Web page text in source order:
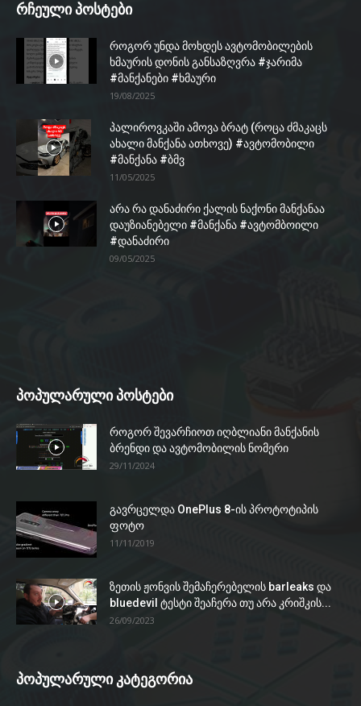
რჩეული პოსტები
როგორ უნდა მოხდეს ავტომობილების
ხმაურის დონის განსაზღვრა #ჯარიმა
#მანქანები #ხმაური
19/08/2025
პალიროვკაში ამოვა ბრატ (როცა ძმაკაცს
ახალი მანქანა ათხოვე) #ავტომობილი
#მანქანა #ბმვ
11/05/2025
არა რა დანაძირი ქალის ნაქონი მანქანაა
დაუზიანებელი #მანქანა #ავტომბოილი
#დანაძირი
09/05/2025
პოპულარული პოსტები
როგორ შევარჩიოთ იღბლიანი მანქანის
ბრენდი და ავტომობილის ნომერი
29/11/2024
გავრცელდა OnePlus 8-ის პროტოტიპის
ფოტო
11/11/2019
ზეთის ჟონვის შემაჩერებელის barleaks და
bluedevil ტესტი შეაჩერა თუ არა კრიშკის...
26/09/2023
პოპულარული კატეგორია